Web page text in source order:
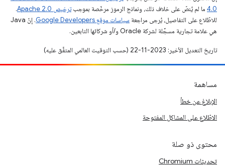
4.0‏ ما لم يُنصّ على خلاف ذلك، ونماذج الرموز مرخّصة بموجبترخيص Apache 2.0‏
.
للاطّلاع على التفاصيل، يُرجى مراجعة سياسات موقع Google Developers‏
. إنّ Java
هي علامة تجارية مسجَّلة لشركة Oracle و/أو شركائها التابعين.
تاريخ التعديل الأخير: 2023-11-22 (حسب التوقيت العالمي المتفَّق عليه)
مساهمة
الإبلاغ عن خطأ
الاطّلاع على المشاكل المفتوحة
محتوى ذو صلة
تحديثات Chromium